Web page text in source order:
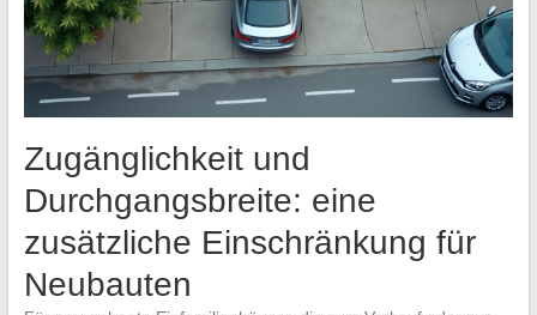
Zugänglichkeit und
Durchgangsbreite: eine
zusätzliche Einschränkung für
Neubauten